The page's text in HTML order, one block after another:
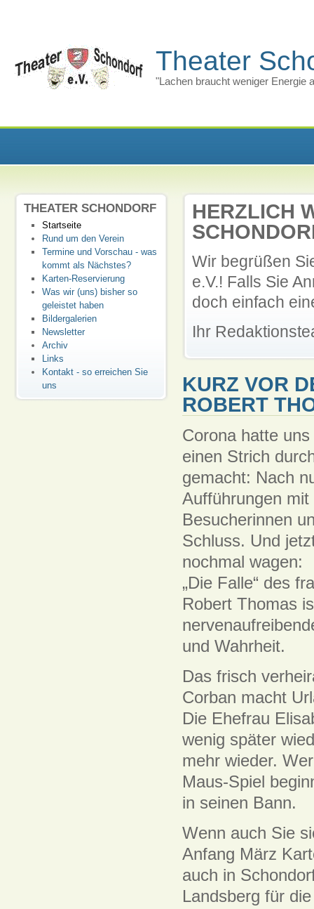
Theater
"Lachen braucht weniger Energie
THEATER SCHONDORF
Startseite
Rund um den Verein
Termine und Vorschau - was
kommt als Nächstes?
Karten-Reservierung
Was wir (uns) bisher so
geleistet haben
Bildergalerien
Newsletter
Archiv
Links
Kontakt - so erreichen Sie
uns
HERZLICH
Wir begrüßen
e.V.! Falls Sie
doch einfach
Ihr
KURZ VOR
ROBERT
Corona hatte
einen Strich
gemacht: Nach
Aufführungen
Besucherinnen
Schluss. Und
nochmal wagen:
„Die Falle“ des
Robert Thomas
und Wahrheit.
Das frisch
Corban macht
Die Ehefrau
wenig später
mehr wieder.
Maus-Spiel
in seinen Bann.
Wenn auch Sie
Anfang März
auch in
Landsberg für